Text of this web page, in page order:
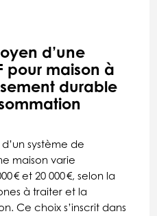
d’une
pour maison à
durable
système de
maison varie
€ et 20 000 €, selon la
à traiter et la
Ce choix s’inscrit dans